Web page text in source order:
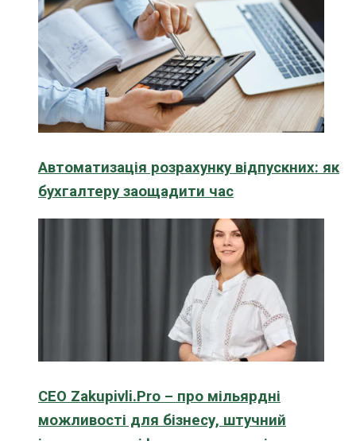
Автоматизація розрахунку відпускних: як
бухгалтеру заощадити час
CEO Zakupivli.Pro – про мільярдні
можливості для бізнесу, штучний